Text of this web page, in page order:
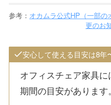
参考： オカムラ公式HP（一部
更のお
安心して使える目安は8年
オフィスチェア家具
期間の目安があります。